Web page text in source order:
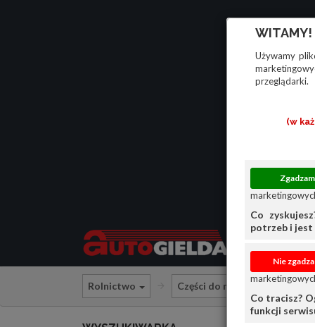
WITAMY!
Używamy
przeglądarki.
(w
Co
potrzeb i jest
Co tracisz?
funkcji
Rolnictwo Części do maszyn rolniczych